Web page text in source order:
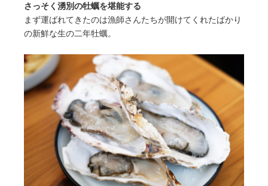
さっそく湧別の牡蠣を堪能する
まず運ばれてきたのは漁師さんたちが開けてくれたばかり
の新鮮な生の二年牡蠣。